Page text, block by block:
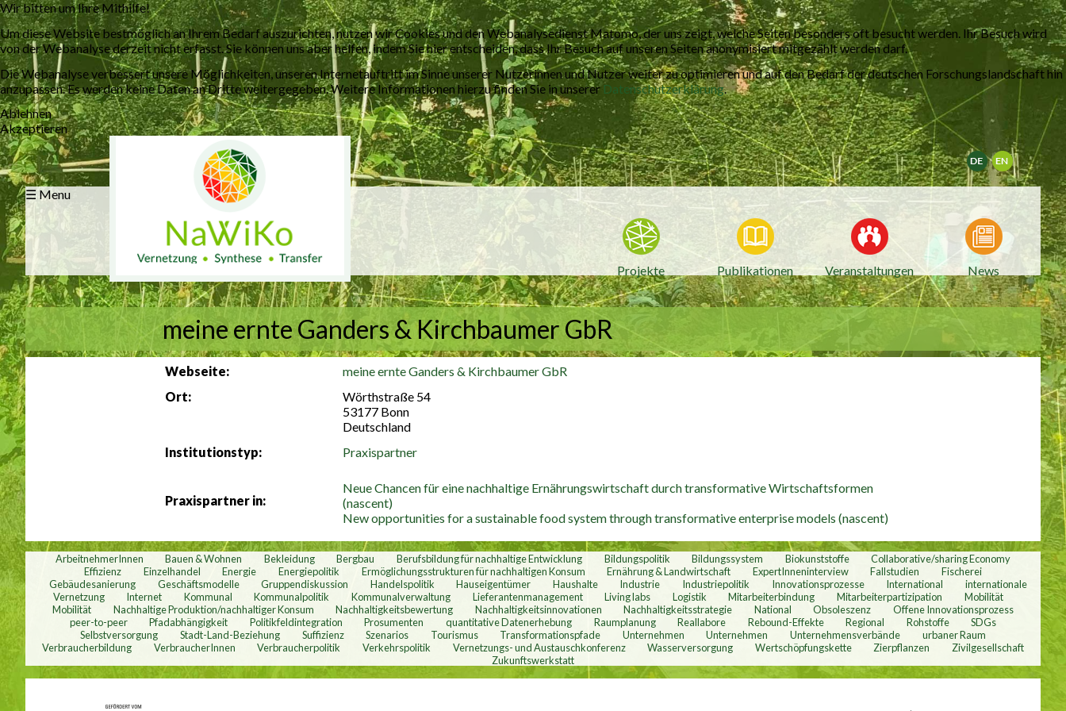
Wir bitten um Ihre Mithilfe!
Um diese Website bestmöglich an Ihrem Bedarf auszurichten, nutzen wir Cookies und den Webanalysedienst Matomo, der uns zeigt, welche Seiten besonders oft besucht werden. Ihr Besuch wird
von der Webanalyse derzeit nicht erfasst. Sie können uns aber helfen, indem Sie hier entscheiden, dass Ihr Besuch auf unseren Seiten anonymisiert mitgezählt werden darf.
Die Webanalyse verbessert unsere Möglichkeiten, unseren Internetauftritt im Sinne unserer Nutzerinnen und Nutzer weiter zu optimieren und auf den Bedarf der deutschen Forschungslandschaft hin
anzupassen. Es werden keine Daten an Dritte weitergegeben. Weitere Informationen hierzu finden Sie in unsererDatenschutzerklärung.
Ablehnen
Akzeptieren
DeutschEnglish
☰ Menu
Projekte Publikationen Veranstaltungen News
meine ernte Ganders & Kirchbaumer GbR
Webseite: meine ernte Ganders & Kirchbaumer GbR
Ort:
Wörthstraße 54
53177 Bonn
Deutschland
Institutionstyp:
Praxispartner
Praxispartner in:
Neue Chancen für eine nachhaltige Ernährungswirtschaft durch transformative Wirtschaftsformen
(nascent)
New opportunities for a sustainable food system through transformative enterprise models (nascent)
ArbeitnehmerInnen Bauen & Wohnen Bekleidung Bergbau Berufsbildung für nachhaltige Entwicklung Bildungspolitik Bildungssystem Biokunststoffe
Collaborative/sharing Economy
Effizienz
Einzelhandel Energie Energiepolitik Ermöglichungsstrukturen für nachhaltigen Konsum Ernährung & Landwirtschaft ExpertInneninterview Fallstudien
Fischerei
Gebäudesanierung
Geschäftsmodelle Gruppendiskussion Handelspolitik Hauseigentümer Haushalte Industrie Industriepolitik Innovationsprozesse International
internationale
Vernetzung
Internet Kommunal Kommunalpolitik Kommunalverwaltung Lieferantenmanagement Living labs Logistik Mitarbeiterbindung Mitarbeiterpartizipation
Mobilität
Mobilität
Nachhaltige Produktion/nachhaltiger Konsum Nachhaltigkeitsbewertung Nachhaltigkeitsinnovationen Nachhaltigkeitsstrategie National Obsoleszenz
Offene Innovationsprozess
peer-to-peer
Pfadabhängigkeit Politikfeldintegration Prosumenten quantitative Datenerhebung Raumplanung Reallabore Rebound-Effekte Regional Rohstoffe
SDGs
Selbstversorgung
Stadt-Land-Beziehung Suffizienz Szenarios Tourismus Transformationspfade Unternehmen Unternehmen Unternehmensverbände
urbaner Raum
Verbraucherbildung
VerbraucherInnen Verbraucherpolitik Verkehrspolitik Vernetzungs- und Austauschkonferenz Wasserversorgung Wertschöpfungskette Zierpflanzen
Zivilgesellschaft
Zukunftswerkstatt